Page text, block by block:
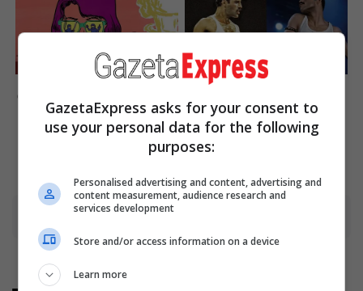
Common Clichés That Don't
Reflect Reality
Brainberries
Did They Lie To Us In This
Advertisement
GazetaExpress asks for your consent to
use your personal data for the following
purposes:
Personalised advertising and content, advertising and
content measurement, audience research and
services development
Store and/or access information on a device
Learn more